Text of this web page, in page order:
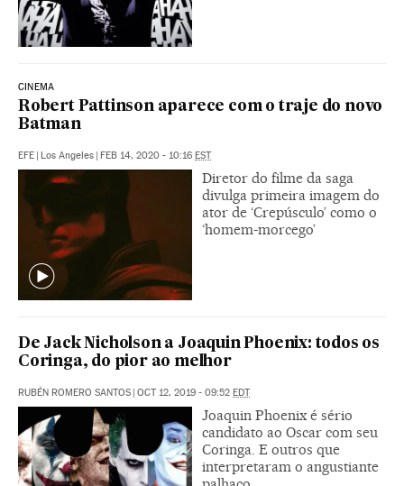
CINEMA
Robert Pattinson aparece com o traje do novo
Batman
EFE Los Angeles FEB 14, 2020 - 10:16 EST
Diretor do filme da saga
divulga primeira imagem do
ator de ‘Crepúsculo’ como o
‘homem-morcego’
De Jack Nicholson a Joaquin Phoenix: todos os
Coringa, do pior ao melhor
RUBÉN ROMERO SANTOS OCT 12, 2019 - 09:52 EDT
Joaquin Phoenix é sério
candidato ao Oscar com seu
Coringa. E outros que
interpretaram o angustiante